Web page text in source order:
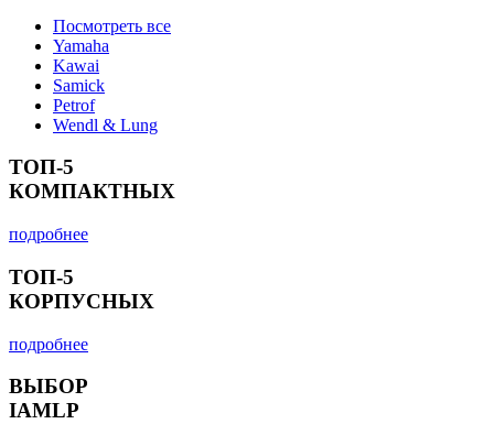
Посмотреть все
Yamaha
Kawai
Samick
Petrof
Wendl & Lung
ТОП-5
КОМПАКТНЫХ
подробнее
ТОП-5
КОРПУСНЫХ
подробнее
ВЫБОР
IAMLP